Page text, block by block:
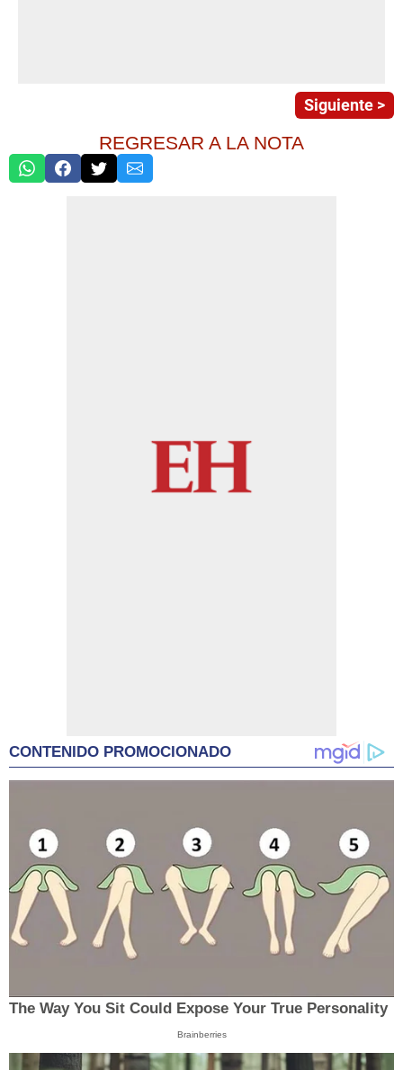
Siguiente >
REGRESAR A LA NOTA
CONTENIDO PROMOCIONADO
The Way You Sit Could Expose Your True Personality
Brainberries